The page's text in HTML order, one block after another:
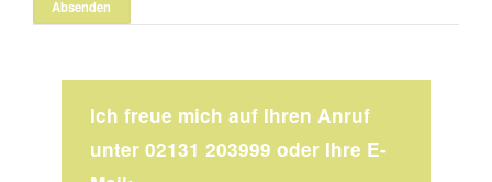
Ich freue mich auf Ihren Anruf
unter 02131 203999 oder Ihre E-